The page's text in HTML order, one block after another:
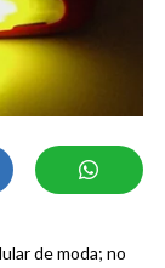
de moda; no